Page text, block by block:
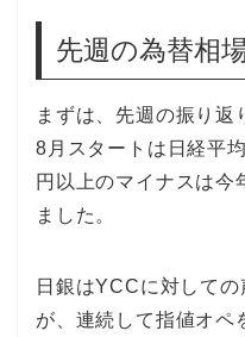
先週の為替相
まずは、先週の振り返
8月スタートは日経平
円以上のマイナスは今
ました。
日銀はYCCに対して
が、連続して指値オペ